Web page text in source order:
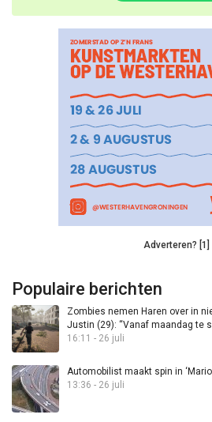
Adverteren? [1]
Populaire berichten
Zombies nemen Haren over in
Justin (29): “Vanaf maandag te
16:11 - 26 juli
Automobilist maakt spin in ‘Mario
13:36 - 26 juli